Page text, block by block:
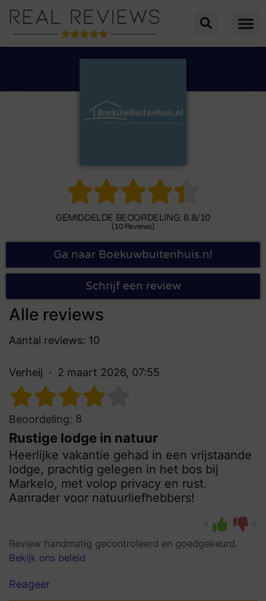

GEMIDDELDE BEOORDELING: 8.8/10
(10 Reviews)
Ga naar Boekuwbuitenhuis.nl
Schrijf een review
Alle reviews
Aantal reviews: 10
Verheij 2 maart 2026, 07:55
Beoordeling: 8
Rustige lodge in natuur
Heerlijke vakantie gehad in een vrijstaande
lodge, prachtig gelegen in het bos bij
Markelo, met volop privacy en rust.
Aanrader voor natuurliefhebbers!
0 0
Review handmatig gecontroleerd en goedgekeurd.
Bekijk ons beleid
Reageer